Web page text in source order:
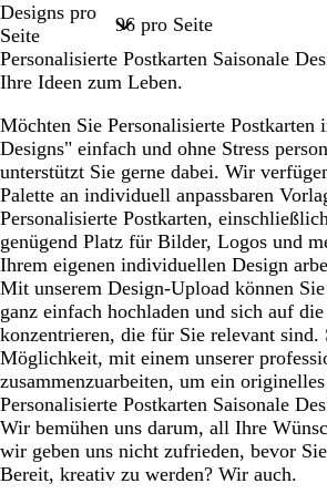
Designs pro
Seite
Personalisierte Postkarten Saisonale
Ihre Ideen zum Leben.
Möchten Sie Personalisierte Postkarten
Designs" einfach und ohne Stress
unterstützt Sie gerne dabei. Wir
Palette an individuell anpassbaren
Personalisierte Postkarten,
genügend Platz für Bilder, Logos und
Ihrem eigenen individuellen Design
Mit unserem Design-Upload können
ganz einfach hochladen und sich auf
konzentrieren, die für Sie relevant sind.
Möglichkeit, mit einem unserer
zusammenzuarbeiten, um ein
Personalisierte Postkarten Saisonale
Wir bemühen uns darum, all Ihre
wir geben uns nicht zufrieden, bevor
Bereit, kreativ zu werden? Wir auch.